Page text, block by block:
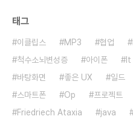
태그
이클립스 MP3 협업
척수소뇌변성증
아이폰 It
바탕화면
좋은 UX 일드
스마트폰
Op 프로젝트
Friedriech Ataxia
java